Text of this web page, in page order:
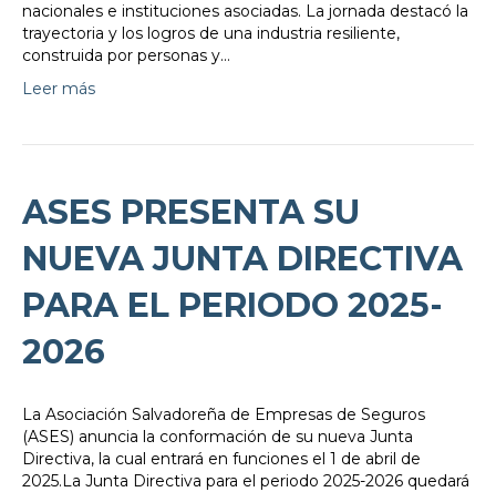
nacionales e instituciones asociadas. La jornada destacó la
trayectoria y los logros de una industria resiliente,
construida por personas y…
Leer más
ASES PRESENTA SU
NUEVA JUNTA DIRECTIVA
PARA EL PERIODO 2025-
2026
La Asociación Salvadoreña de Empresas de Seguros
(ASES) anuncia la conformación de su nueva Junta
Directiva, la cual entrará en funciones el 1 de abril de
2025.La Junta Directiva para el periodo 2025-2026 quedará